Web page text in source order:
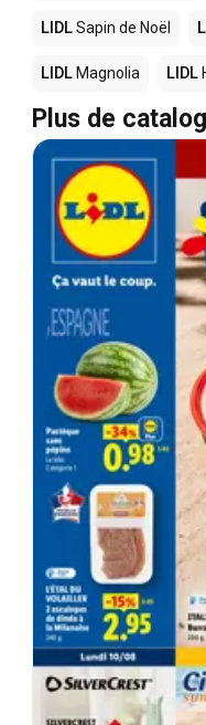
LIDLSapin de Noël
LIDL Magnolia LIDL
Plus de